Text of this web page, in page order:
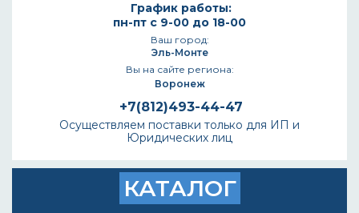
График работы:
пн-пт с 9-00 до 18-00
Ваш город:
Эль-Монте
Вы на сайте региона:
Воронеж
+7(812)493-44-47
Осуществляем поставки только для ИП и
Юридических лиц
КАТАЛОГ